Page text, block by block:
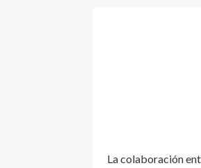
La colaboración